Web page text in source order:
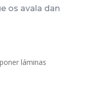
os avala dan
láminas